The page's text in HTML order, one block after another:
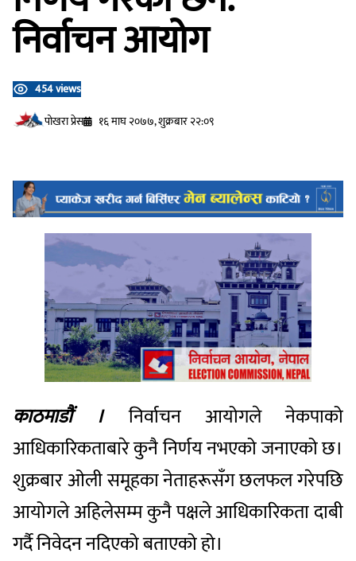
निर्वाचन आयोग
454 views
प‍ोखरा प्रेस
१६ माघ २०७७, शुक्रबार २२:०९
काठमाडौं ।निर्वाचन आयोगले नेकपाको
आधिकारिकताबारे कुनै निर्णय नभएको जनाएको छ।
शुक्रबार ओली समूहका नेताहरूसँग छलफल गरेपछि
आयोगले अहिलेसम्म कुनै पक्षले आधिकारिकता दाबी
गर्दै निवेदन नदिएको बताएको हो।